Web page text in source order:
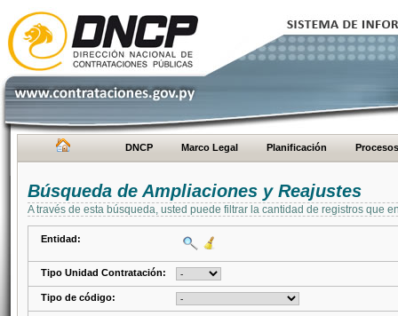
DNCP Marco Legal Planificación Procesos
Búsqueda de Ampliaciones y Reajustes
A través de esta búsqueda, usted puede filtrar la cantidad de registros que
Entidad:
Tipo Unidad Contratación:
Tipo de código: